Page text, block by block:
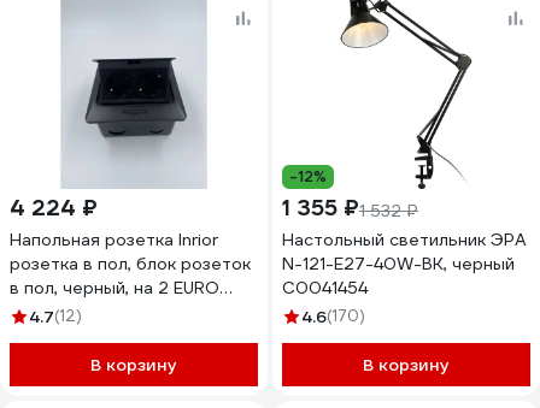
4 224 ₽
Напольная розетка Inrior
розетка в пол, блок розеток
в пол, черный, на 2 EURO
розетки DB-02-20
4.7(12)
В корзину
-12%
1 355 ₽1 532 ₽
Настольный светильник ЭРА
N-121-E27-40W-BK, черный
C0041454
4.6(170)
В корзину